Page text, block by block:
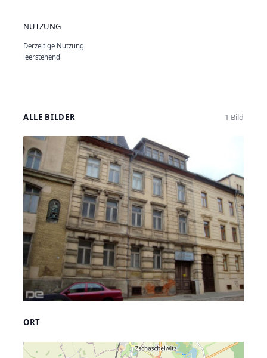
NUTZUNG
Derzeitige Nutzung
leerstehend
ALLE BILDER 1 Bild
ORT